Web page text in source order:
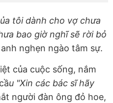
tôi dành cho vợ chưa
bao giờ nghĩ sẽ rời bỏ
anh nghẹn ngào tâm sự.
của cuộc sống, nắm
u "Xin các bác sĩ hãy
người đàn ông đỏ hoe,